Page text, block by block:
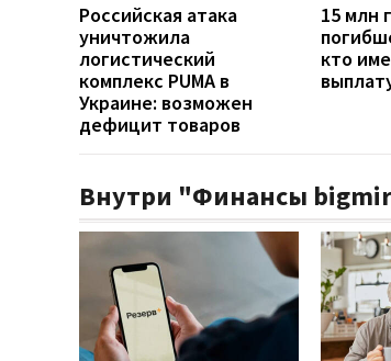
Российская атака
уничтожила
логистический
комплекс PUMA в
Украине: возможен
дефицит товаров
15 млн
кто
Внутри "Финансы